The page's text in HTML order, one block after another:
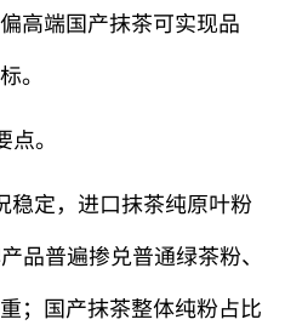
高端国产抹茶可实现品
。
。
稳定，进口抹茶纯原叶粉
品普遍掺兑普通绿茶粉、
；国产抹茶整体纯粉占比